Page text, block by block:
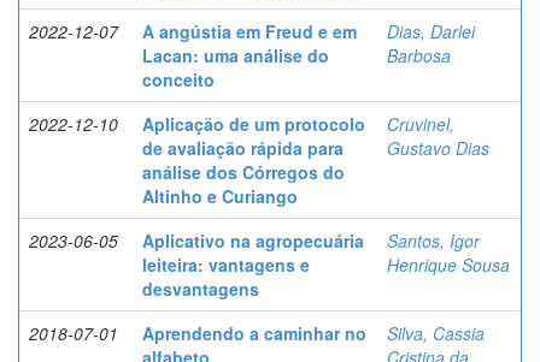
2022-12-07
A angústia em Freud e em
Lacan: uma análise do
conceito
Dias, Darlei
Barbosa
2022-12-10
Aplicação de um protocolo
de avaliação rápida para
análise dos Córregos do
Altinho e Curiango
Cruvinel,
Gustavo Dias
2023-06-05
Aplicativo na agropecuária
leiteira: vantagens e
desvantagens
Santos, Igor
Henrique Sousa
2018-07-01
Aprendendo a caminhar no
alfabeto
Silva, Cassia
Cristina da